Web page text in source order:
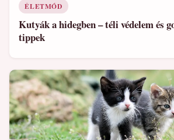
ÉLETMÓD
Kutyák a hidegben – téli védelem és
tippek